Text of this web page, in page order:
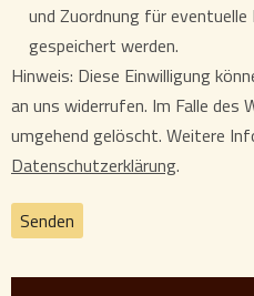
und Zuordnung für
gespeichert werden.
Hinweis: Diese Einwilligung
an uns widerrufen. Im Falle des
umgehend gelöscht. Weitere
Datenschutzerklärung.